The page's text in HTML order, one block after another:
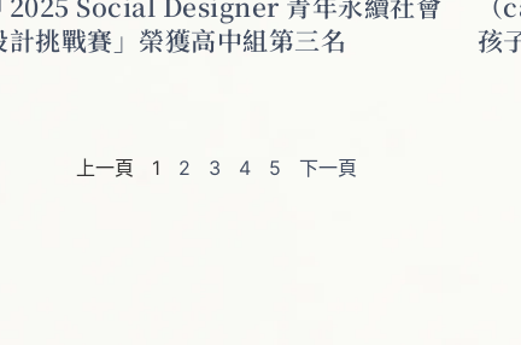
計挑戰賽」榮獲高中組第三名
孩
上一頁 1 2 3 4 5 下一頁